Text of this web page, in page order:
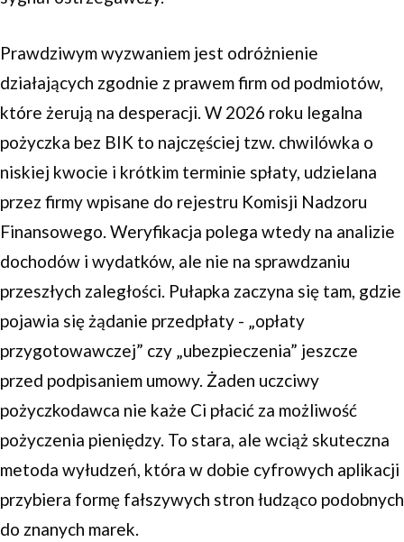
Prawdziwym wyzwaniem jest odróżnienie
działających zgodnie z prawem firm od podmiotów,
które żerują na desperacji. W 2026 roku legalna
pożyczka bez BIK to najczęściej tzw. chwilówka o
niskiej kwocie i krótkim terminie spłaty, udzielana
przez firmy wpisane do rejestru Komisji Nadzoru
Finansowego. Weryfikacja polega wtedy na analizie
dochodów i wydatków, ale nie na sprawdzaniu
przeszłych zaległości. Pułapka zaczyna się tam, gdzie
pojawia się żądanie przedpłaty - „opłaty
przygotowawczej” czy „ubezpieczenia” jeszcze
przed podpisaniem umowy. Żaden uczciwy
pożyczkodawca nie każe Ci płacić za możliwość
pożyczenia pieniędzy. To stara, ale wciąż skuteczna
metoda wyłudzeń, która w dobie cyfrowych aplikacji
przybiera formę fałszywych stron łudząco podobnych
do znanych marek.